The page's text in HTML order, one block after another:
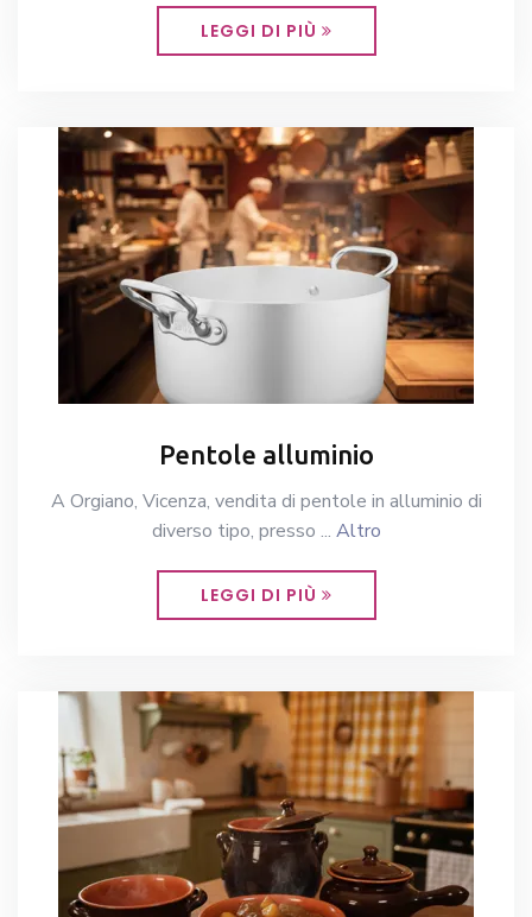
LEGGI DI PIÙ
Pentole alluminio
A Orgiano, Vicenza, vendita di pentole in alluminio di
diverso tipo, presso ... Altro
LEGGI DI PIÙ